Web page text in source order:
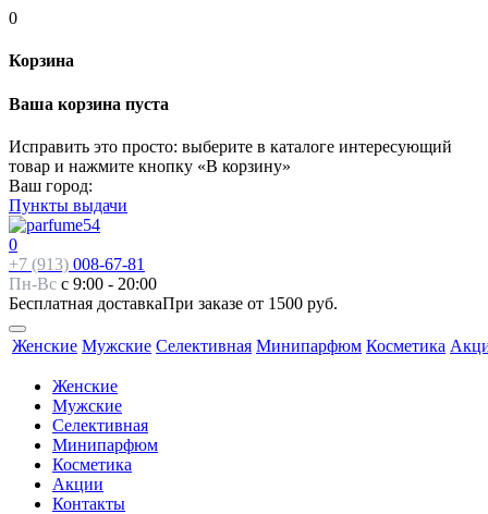
0
Корзина
Ваша корзина пуста
Исправить это просто: выберите в каталоге интересующий
товар и нажмите кнопку «В корзину»
Ваш город:
Пункты выдачи
0
+7 (913) 008-67-81
Пн-Вс с 9:00 - 20:00
Бесплатная доставкаПри заказе от 1500 руб.
Женские Мужские Селективная Минипарфюм Косметика
Женские
Мужские
Селективная
Минипарфюм
Косметика
Акции
Контакты